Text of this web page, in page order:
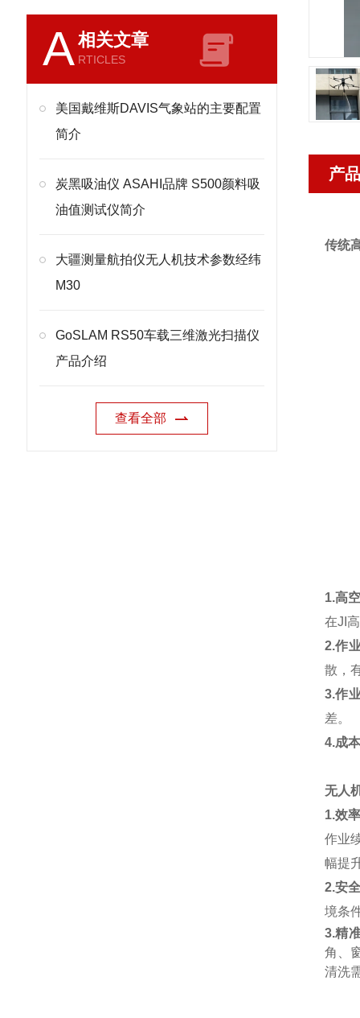
A相关文章
RTICLES
美国戴维斯DAVIS气象站的主要配置
简介
炭黑吸油仪 ASAHI品牌 S500颜料吸
油值测试仪简介
大疆测量航拍仪无人机技术参数经纬
M30
GoSLAM RS50车载三维激光扫描仪
产品介绍
查看全部
产
传统
1.高
在JI
2.作
散，
3.作
差。
4.成
无人
1.效
作业
幅提
2.安
境条
3.精
角、
清洗